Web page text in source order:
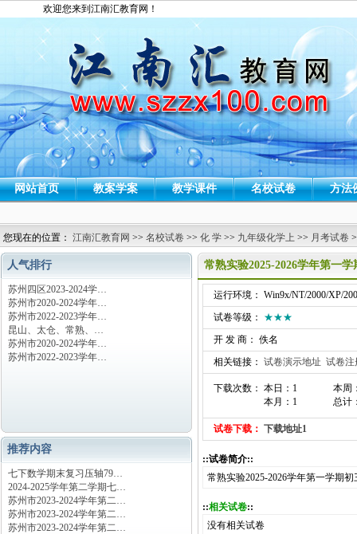
欢迎您来到江南汇教育网！
网站首页 教案学案 教学课件 名校试卷 方法
您现在的位置： 江南汇教育网 >> 名校试卷 >> 化 学 >> 九年级化学上 >> 月考试卷
人气排行
苏州四区2023-2024学…
苏州市2020-2024学年…
苏州市2022-2023学年…
昆山、太仓、常熟、…
苏州市2020-2024学年…
苏州市2022-2023学年…
推荐内容
七下数学期末复习压轴79…
2024-2025学年第二学期七…
苏州市2023-2024学年第二…
苏州市2023-2024学年第二…
苏州市2023-2024学年第二…
常熟实验2025-2026学年第一
运行环境： Win9x/NT/2000/XP/
试卷等级： ★★★
开 发 商： 佚名
相关链接： 试卷演示地址 试卷注
下载次数： 本日：1
本月：1
本周
总计
试卷下载： 下载地址1
::试卷简介::
常熟实验2025-2026学年第一学期
::相关试卷::
没有相关试卷